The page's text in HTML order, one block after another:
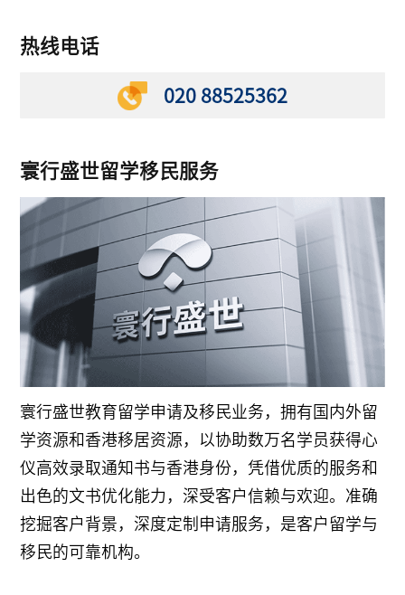
热线电话
020 88525362
寰行盛世留学移民服务
寰行盛世教育留学申请及移民业务，拥有国内外留
学资源和香港移居资源，以协助数万名学员获得心
仪高效录取通知书与香港身份，凭借优质的服务和
出色的文书优化能力，深受客户信赖与欢迎。准确
挖掘客户背景，深度定制申请服务，是客户留学与
移民的可靠机构。